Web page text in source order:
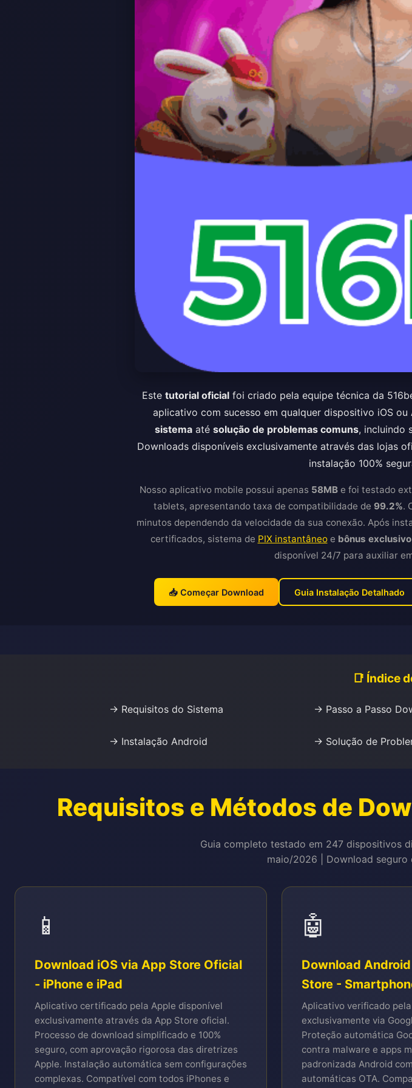
Este tutorial oficialfoi criado pela equipe técnica da
aplicativo com sucesso em qualquer dispositivo iOS
sistema até solução de problemas comuns, incluindo
Downloads disponíveis exclusivamente através das lojas
instalação 100%
Nosso aplicativo mobile possui apenas 58MBe foi testado
tablets, apresentando taxa de compatibilidade de 99.2%.
minutos dependendo da velocidade da sua conexão. Após
certificados, sistema de PIX instantâneoe bônus
disponível 24/7 para auxiliar
📥 Começar Download Guia Instalação Detalhado
📑 Índice
→ Requisitos do Sistema → Passo a Passo
→ Instalação Android → Solução de
Requisitos e Métodos de
Guia completo testado em 247 dispositivos
maio/2026 | Download
📱
Download iOS via App Store Oficial
- iPhone e iPad
Aplicativo certificado pela Apple disponível
exclusivamente através da App Store oficial.
Processo de download simplificado e 100%
seguro, com aprovação rigorosa das diretrizes
Apple. Instalação automática sem configurações
complexas. Compatível com todos iPhones e
🤖
Download
Store -
Aplicativo verificado
exclusivamente via
Proteção automática
contra malware e apps
padronizada Android
automáticas OTA.